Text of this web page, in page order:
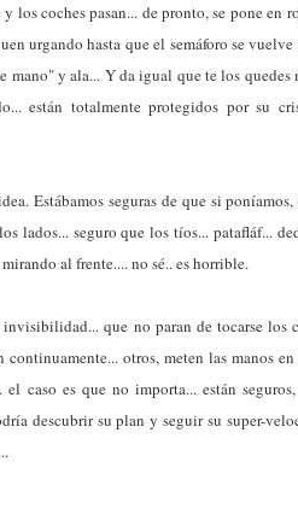
los coches pasan... de pronto, se pone en
urgando hasta que el semáforo se vuelve
mano" y ala... Y da igual que te los
están totalmente protegidos por su
Estábamos seguras de que si
lados... seguro que los tíos... patafláf...
al frente.... no sé.. es horrible.
que no paran de tocarse los
otros, meten las manos
caso es que no importa... están
descubrir su plan y seguir su super-